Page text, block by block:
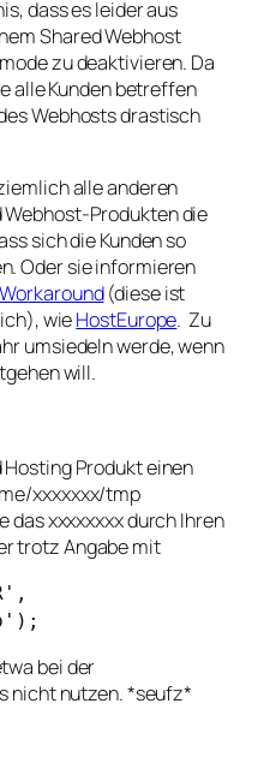
dass es leider aus
Shared Webhost
zu deaktivieren. Da
alle Kunden betreffen
Webhosts drastisch
alle anderen
Webhost-Produkten die
sich die Kunden so
Oder sie informieren
Workaround(diese ist
wieHostEurope. Zu
umsiedeln werde, wenn
will.
Produkt einen
xxxxxxx/tmp
das xxxxxxxx durch Ihren
trotz Angabe mit
bei der
nicht nutzen. *seufz*